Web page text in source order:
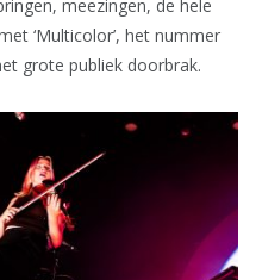
meezingen, de hele
‘Multicolor’, het nummer
grote publiek doorbrak.